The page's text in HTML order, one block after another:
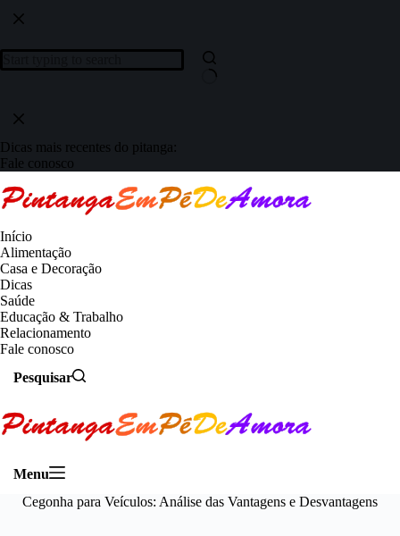
Dicas mais recentes do pitanga:
Fale conosco
Início
Alimentação
Casa e Decoração
Dicas
Saúde
Educação & Trabalho
Relacionamento
Fale conosco
Pesquisar
Menu
Cegonha para Veículos: Análise das Vantagens e Desvantagens